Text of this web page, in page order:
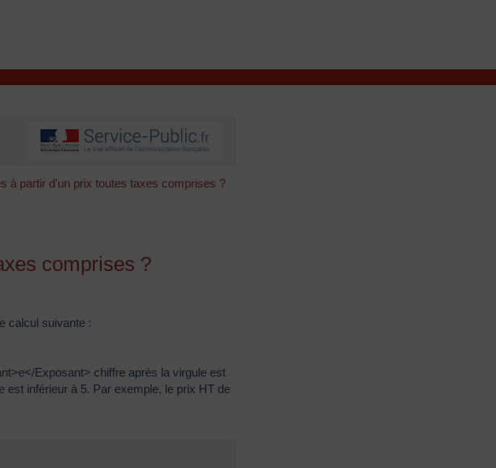
à partir d'un prix toutes taxes comprises ?
comprises ?
calcul suivante :
Exposant> chiffre après la virgule est
est inférieur à 5. Par exemple, le prix HT de